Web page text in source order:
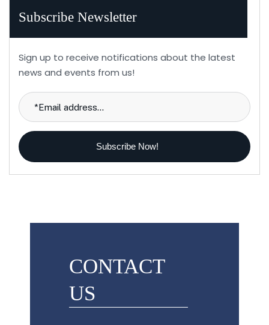
Subscribe Newsletter
Sign up to receive notifications about the latest
news and events from us!
Subscribe Now!
CONTACT
US